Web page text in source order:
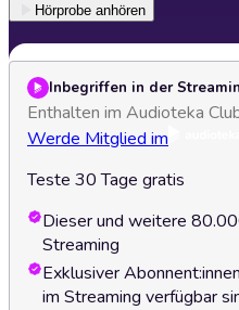
Hörprobe anhören
Inbegriffen in der
Enthalten im Audioteka
Werde Mitglied im
Teste 30 Tage gratis
Dieser und weitere
Streaming
Exklusiver
im Streaming verfügbar